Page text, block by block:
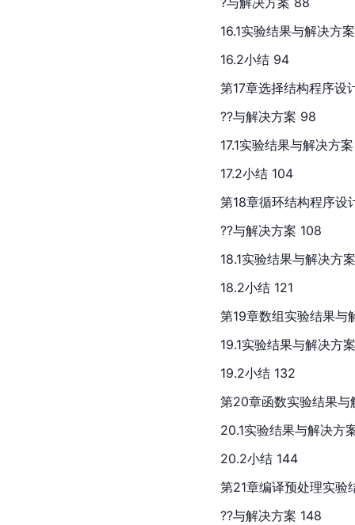
16.1实验结果与解决方
16.2小结 94
第17章选择结构程序设
??与解决方案 98
17.1实验结果与解决方
17.2小结 104
第18章循环结构程序设
??与解决方案 108
18.1实验结果与解决方
18.2小结 121
第19章数组实验结果与
19.1实验结果与解决方
19.2小结 132
第20章函数实验结果与
20.1实验结果与解决方
20.2小结 144
第21章编译预处理实验
??与解决方案 148